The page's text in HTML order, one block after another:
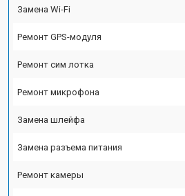
Замена Wi-Fi
Ремонт GPS-модуля
Ремонт сим лотка
Ремонт микрофона
Замена шлейфа
Замена разъема питания
Ремонт камеры